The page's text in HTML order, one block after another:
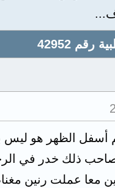
42952
أسفل الظهر هو ليس
ذلك خدر في
معا عملت رنين